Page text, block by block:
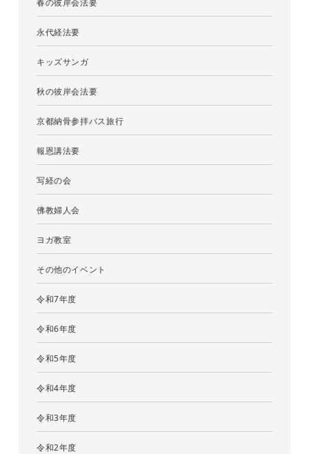
永代経法要
キッズサンガ
秋の彼岸会法要
京都納骨参拝バス旅行
報恩講法要
写経の会
佛教婦人会
ヨガ教室
その他のイベント
令和7年度
令和6年度
令和5年度
令和4年度
令和3年度
令和2年度